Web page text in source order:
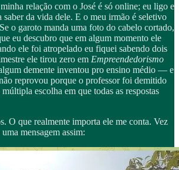
relação com o José é só online; eu ligo e
saber da vida dele. E o meu irmão é seletivo
o garoto manda uma foto do cabelo cortado,
eu descubro que em algum momento ele
ele foi atropelado eu fiquei sabendo dois
ele tirou zero em Empreendedorismo
demente inventou pro ensino médio — e
reprovou porque o professor foi demitido
escolha em que todas as respostas
O que realmente importa ele me conta. Vez
mensagem assim: